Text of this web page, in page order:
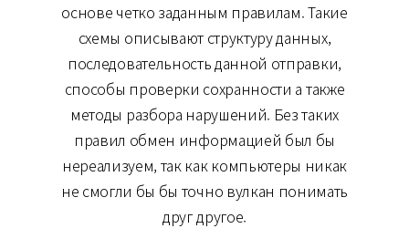
основе четко заданным правилам. Такие
схемы описывают структуру данных,
последовательность данной отправки,
способы проверки сохранности а также
методы разбора нарушений. Без таких
правил обмен информацией был бы
нереализуем, так как компьютеры никак
не смогли бы бы точно вулкан понимать
друг другое.